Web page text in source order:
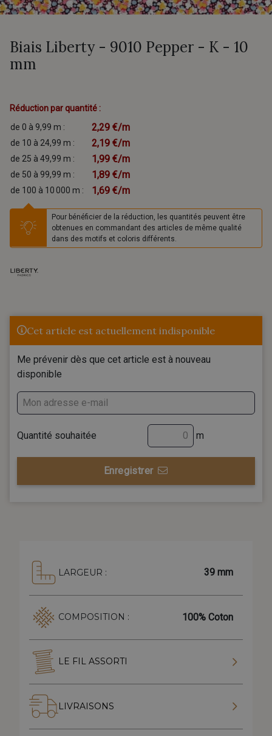
Biais Liberty - 9010 Pepper - K - 10
mm
Réduction par quantité :
de 0 à 9,99 m :
2,29 €/m
de 10 à 24,99 m : 2,19 €/m
de 25 à 49,99 m : 1,99 €/m
de 50 à 99,99 m : 1,89 €/m
de 100 à 10 000 m : 1,69 €/m
Pour bénéficier de la réduction, les quantités peuvent être
obtenues en commandant des articles de même qualité
dans des motifs et coloris différents.
Cet article est actuellement indisponible
Me prévenir dès que cet article est à nouveau
disponible
Quantité souhaitée m
Enregistrer
LARGEUR : 39 mm
COMPOSITION : 100% Coton
LE FIL ASSORTI
LIVRAISONS